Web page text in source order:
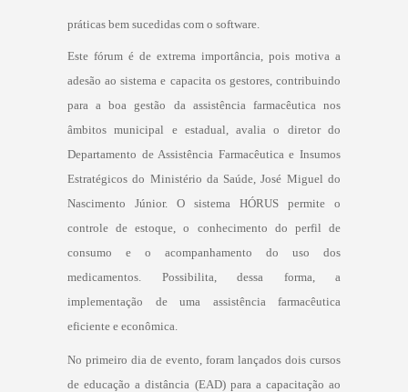
práticas bem sucedidas com o software.
Este fórum é de extrema importância, pois motiva a
adesão ao sistema e capacita os gestores, contribuindo
para a boa gestão da assistência farmacêutica nos
âmbitos municipal e estadual, avalia o diretor do
Departamento de Assistência Farmacêutica e Insumos
Estratégicos do Ministério da Saúde, José Miguel do
Nascimento Júnior. O sistema HÓRUS permite o
controle de estoque, o conhecimento do perfil de
consumo e o acompanhamento do uso dos
medicamentos. Possibilita, dessa forma, a
implementação de uma assistência farmacêutica
eficiente e econômica.
No primeiro dia de evento, foram lançados dois cursos
de educação a distância (EAD) para a capacitação ao